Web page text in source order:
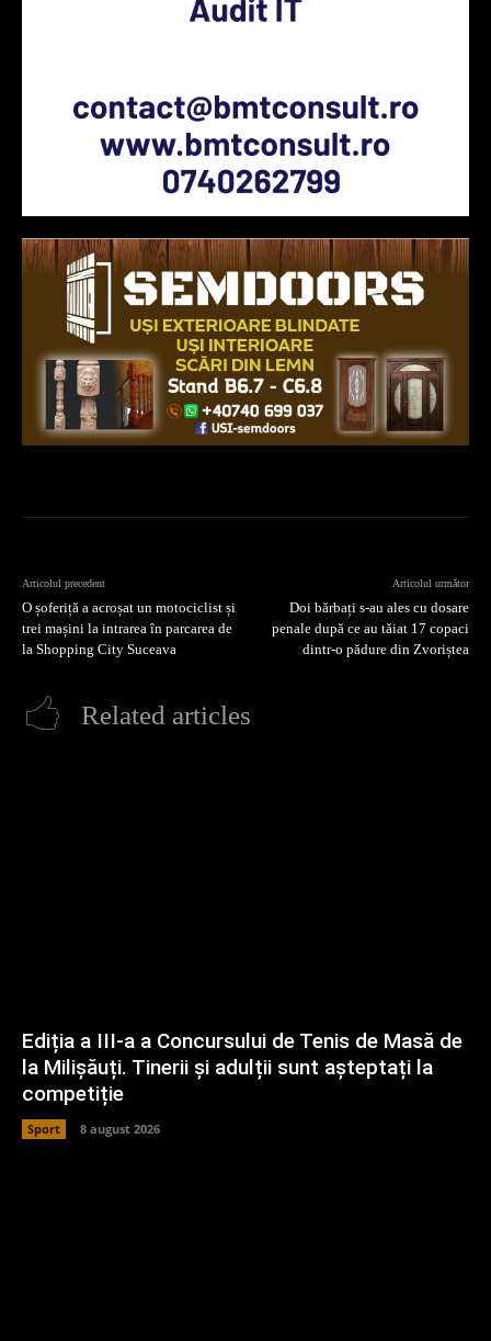
Articolul precedent
O șoferiță a acroșat un motociclist și
trei mașini la intrarea în parcarea de
la Shopping City Suceava
Articolul următor
Doi bărbați s-au ales cu dosare
penale după ce au tăiat 17 copaci
dintr-o pădure din Zvoriștea
Related articles
Ediția a III-a a Concursului de Tenis de Masă de
la Milișăuți. Tinerii și adulții sunt așteptați la
competiție
Sport 8 august 2026